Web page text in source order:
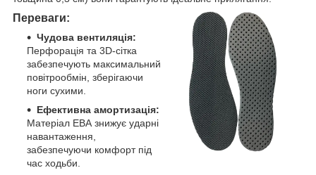
Переваги:
Чудова вентиляція:
Перфорація та 3D-сітка
забезпечують максимальний
повітрообмін, зберігаючи
ноги сухими.
Ефективна амортизація:
Матеріал ЕВА знижує ударні
навантаження,
забезпечуючи комфорт під
час ходьби.